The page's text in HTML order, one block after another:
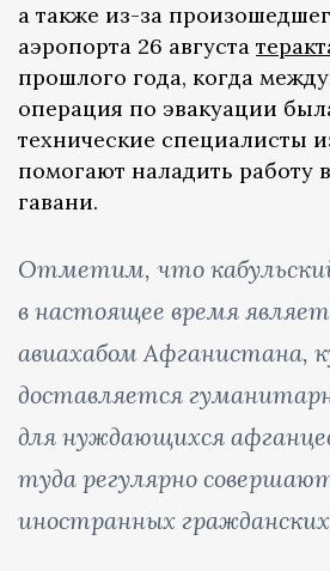
а также из-за
аэропорта 26 августа
прошлого года, когда
операция по эвакуации
технические специалисты
помогают наладить работу
гавани.
Отметим, что
в настоящее время
авиахабом Афганистана,
доставляется
для нуждающихся
туда регулярно
иностранных